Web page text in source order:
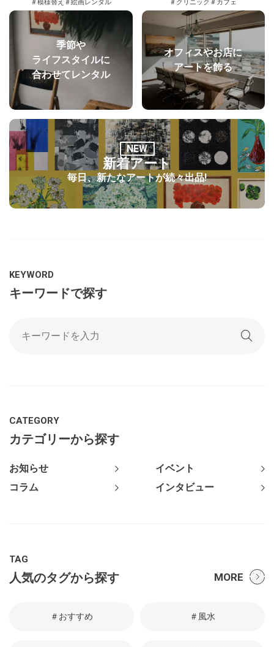
KEYWORD
キーワードで探す
CATEGORY
カテゴリーから探す
お知らせ
イベント
コラム
インタビュー
TAG
人気のタグから探す MORE
＃おすすめ ＃風水
＃模様替え ＃絵画レンタル
季節や
ライフスタイルに
合わせてレンタル
＃クリニック ＃カフェ
オフィスやお店に
アートを飾る
NEW
新着アート
毎日、新たなアートが続々出品!